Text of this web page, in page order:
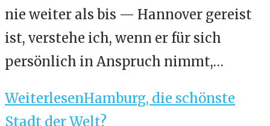
nie weiter als bis — Hannover gereist
ist, verstehe ich, wenn er für sich
persönlich in Anspruch nimmt,…
WeiterlesenHamburg, die schönste
Stadt der Welt?